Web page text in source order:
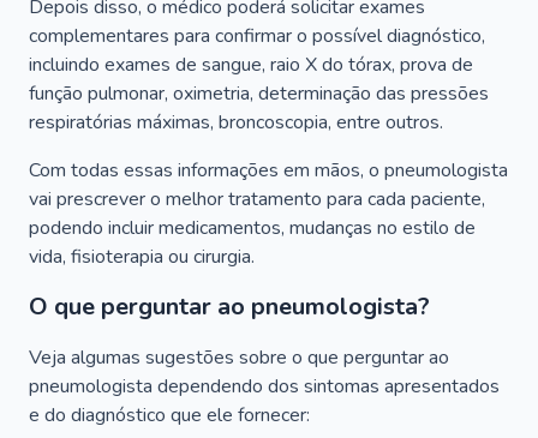
Depois disso, o médico poderá solicitar exames
complementares para confirmar o possível diagnóstico,
incluindo exames de sangue, raio X do tórax, prova de
função pulmonar, oximetria, determinação das pressões
respiratórias máximas, broncoscopia, entre outros.
Com todas essas informações em mãos, o pneumologista
vai prescrever o melhor tratamento para cada paciente,
podendo incluir medicamentos, mudanças no estilo de
vida, fisioterapia ou cirurgia.
O que perguntar ao pneumologista?
Veja algumas sugestões sobre o que perguntar ao
pneumologista dependendo dos sintomas apresentados
e do diagnóstico que ele fornecer: